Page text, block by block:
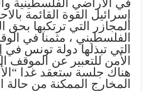
في الأراضي الفلسطينية
إسرائيل القوة القائمة
المجازر التي ترتكبها
الفلسطيني ، مثمنا في
التي تبذلها دولة تونس
الأمن للتعبير عن الموقف
هناك جلسة ستعقد غدا
المخارج الممكنة من حالة